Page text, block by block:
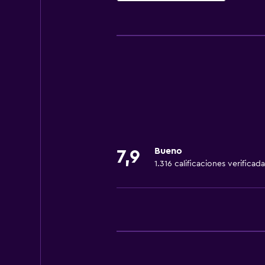
Mascotas permitidas bajo
Microondas
Nevera
7,9 Bueno
1.316 calificaciones